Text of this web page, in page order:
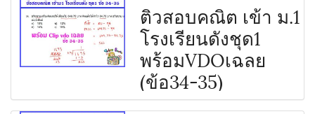
ติวสอบคณิต เข้า ม.1
โรงเรียนดังชุด1
พร้อมVDOเฉลย
(ข้อ34-35)